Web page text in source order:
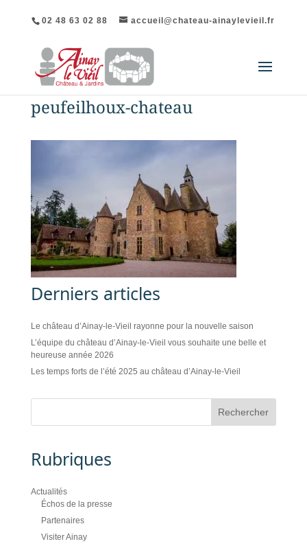
02 48 63 02 88 accueil@chateau-ainaylevieil.fr
peufeilhoux-chateau
Derniers articles
Le château d’Ainay-le-Vieil rayonne pour la nouvelle saison
L’équipe du château d’Ainay-le-Vieil vous souhaite une belle et
heureuse année 2026
Les temps forts de l’été 2025 au château d’Ainay-le-Vieil
Rubriques
Actualités
Échos de la presse
Partenaires
Visiter Ainay